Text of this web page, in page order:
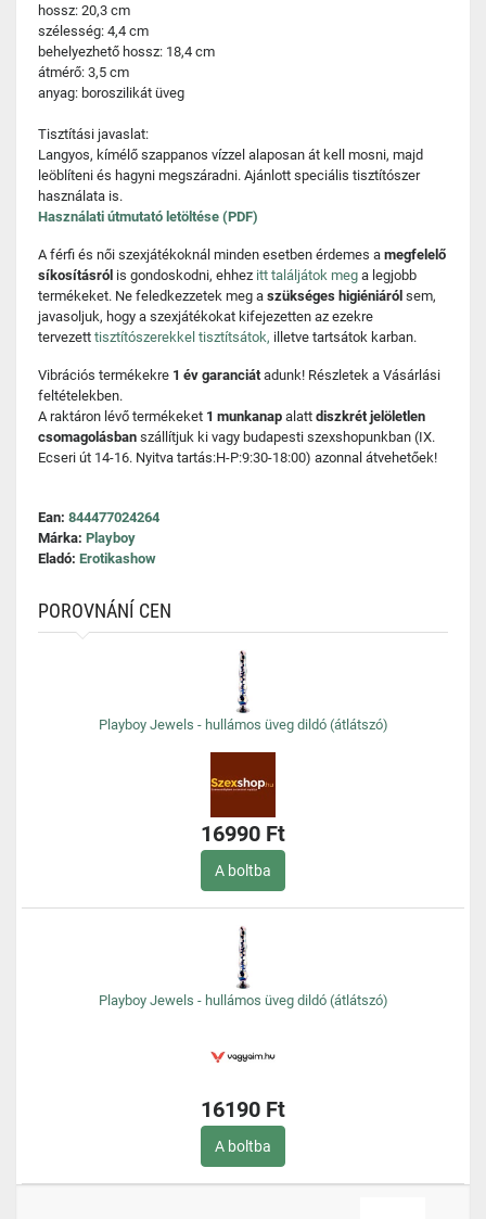
hossz: 20,3 cm
szélesség: 4,4 cm
behelyezhető hossz: 18,4 cm
átmérő: 3,5 cm
anyag: boroszilikát üveg
Tisztítási javaslat:
Langyos, kímélő szappanos vízzel alaposan át kell mosni, majd
leöblíteni és hagyni megszáradni. Ajánlott speciális tisztítószer
használata is.
Használati útmutató letöltése (PDF)
A férfi és női szexjátékoknál minden esetben érdemes a megfelelő
síkosításról is gondoskodni, ehhez itt találjátok meg a legjobb
termékeket. Ne feledkezzetek meg a szükséges higiéniáról sem,
javasoljuk, hogy a szexjátékokat kifejezetten az ezekre
tervezett tisztítószerekkel tisztítsátok, illetve tartsátok karban.
Vibrációs termékekre 1 év garanciátadunk! Részletek a Vásárlási
feltételekben.
A raktáron lévő termékeket 1 munkanap alatt diszkrét jelöletlen
csomagolásban szállítjuk ki vagy budapesti szexshopunkban (IX.
Ecseri út 14-16. Nyitva tartás:H-P:9:30-18:00) azonnal átvehetőek!
Ean: 844477024264
Márka: Playboy
Eladó: Erotikashow
POROVNÁNÍ CEN
Playboy Jewels - hullámos üveg dildó (átlátszó)
16990 Ft
A boltba
Playboy Jewels - hullámos üveg dildó (átlátszó)
16190 Ft
A boltba